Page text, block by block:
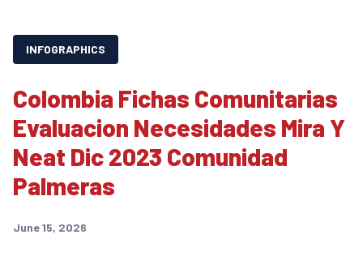
INFOGRAPHICS
Colombia Fichas Comunitarias
Evaluacion Necesidades Mira Y
Neat Dic 2023 Comunidad
Palmeras
June 15, 2026